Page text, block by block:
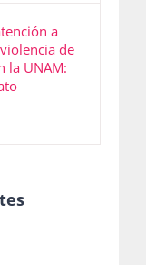
a
de
la UNAM: